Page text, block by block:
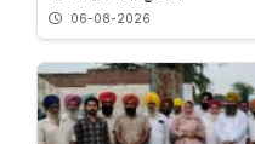
06-08-2026